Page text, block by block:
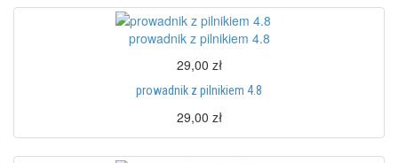
prowadnik z pilnikiem 4.8
29,00 zł
prowadnik z pilnikiem 4.8
29,00 zł